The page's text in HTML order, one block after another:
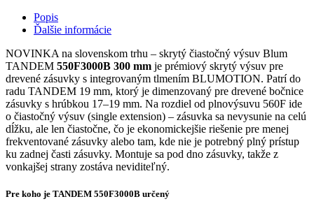
Popis
Ďalšie informácie
NOVINKA na slovenskom trhu – skrytý čiastočný výsuv Blum
TANDEM 550F3000B 300 mm je prémiový skrytý výsuv pre
drevené zásuvky s integrovaným tlmením BLUMOTION. Patrí do
radu TANDEM 19 mm, ktorý je dimenzovaný pre drevené bočnice
zásuvky s hrúbkou 17–19 mm. Na rozdiel od plnovýsuvu 560F ide
o čiastočný výsuv (single extension) – zásuvka sa nevysunie na celú
dĺžku, ale len čiastočne, čo je ekonomickejšie riešenie pre menej
frekventované zásuvky alebo tam, kde nie je potrebný plný prístup
ku zadnej časti zásuvky. Montuje sa pod dno zásuvky, takže z
vonkajšej strany zostáva neviditeľný.
Pre koho je TANDEM 550F3000B určený